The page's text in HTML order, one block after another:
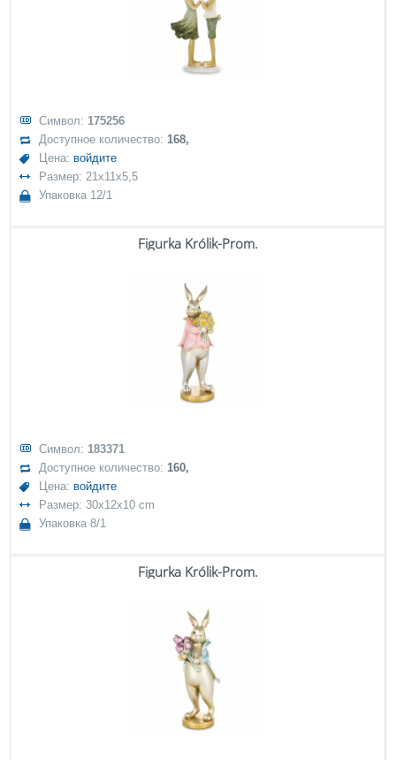
Символ: 175256
Доступное количество:168,
Цена: войдите
Размер: 21x11x5,5
Упаковка 12/1
Figurka Królik-Prom.
Символ: 183371
Доступное количество:160,
Цена: войдите
Размер: 30x12x10 cm
Упаковка 8/1
Figurka Królik-Prom.